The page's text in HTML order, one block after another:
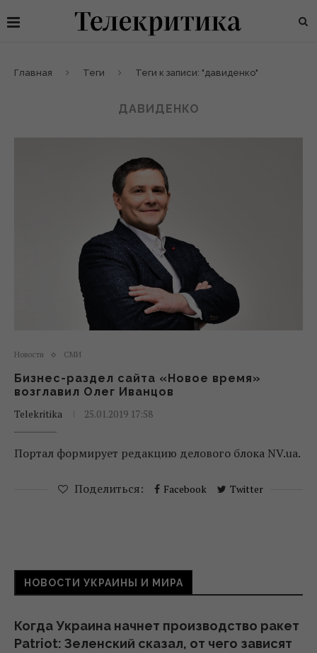
Главная Теги Теги к записи: "давиденко"
ДАВИДЕНКО
Новости СМИ
Бизнес-раздел сайта «Новое время»
возглавил Олег Иванцов
Telekritika
25.01.2019 17:58
Портал формирует редакцию делового блока NV.ua.
Поделиться: Facebook Twitter
НОВОСТИ УКРАИНЫ И МИРА
Когда Украина начнет производство ракет
Patriot: Зеленский сказал, от чего зависят